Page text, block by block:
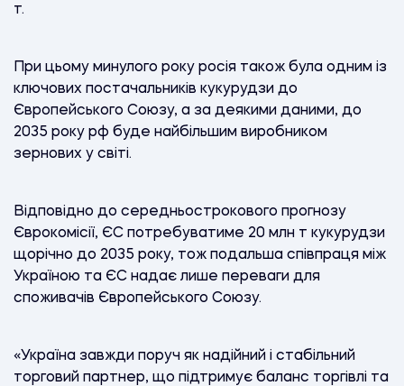
т.
При цьому минулого року росія також була одним із
ключових постачальників кукурудзи до
Європейського Союзу, а за деякими даними, до
2035 року рф буде найбільшим виробником
зернових у світі.
Відповідно до середньострокового прогнозу
Єврокомісії, ЄС потребуватиме 20 млн т кукурудзи
щорічно до 2035 року, тож подальша співпраця між
Україною та ЄС надає лише переваги для
споживачів Європейського Союзу.
«Україна завжди поруч як надійний і стабільний
торговий партнер, що підтримує баланс торгівлі та